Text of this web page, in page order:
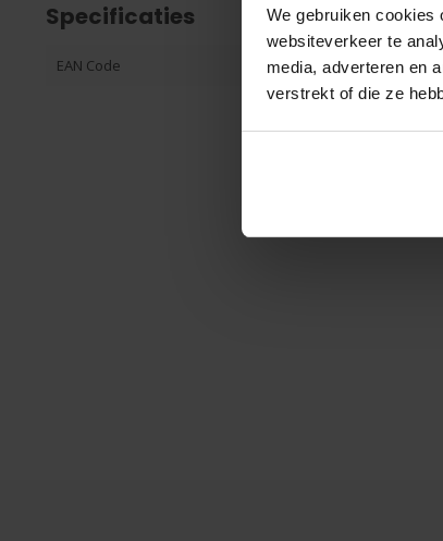
We gebruiken cookies
websiteverkeer te
media, adverteren en
verstrekt of die ze
Specificaties
EAN Code